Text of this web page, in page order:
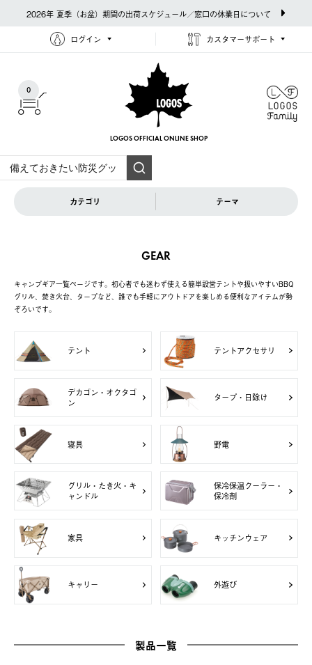
2026年 夏季（お盆）期間の出荷スケジュール／窓口の休業日について
ログイン カスタマーサポート
0
LOGOS OFFICIAL ONLINE SHOP
カテゴリ テーマ
GEAR
キャンプギア一覧ページです。初心者でも迷わず使える簡単設営テントや扱いやすいBBQ
グリル、焚き火台、タープなど、誰でも手軽にアウトドアを楽しめる便利なアイテムが勢
ぞろいです。
テント テントアクセサリ
デカゴン・オクタゴ
ン
タープ・日除け
寝具 野電
グリル・たき火・キ
ャンドル
保冷保温クーラー・
保冷剤
家具 キッチンウェア
キャリー 外遊び
製品一覧